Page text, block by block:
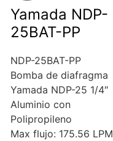
Yamada NDP-
25BAT-PP
NDP-25BAT-PP
Bomba de diafragma
Yamada NDP-25 1/4″
Aluminio con
Polipropileno
Max flujo: 175.56 LPM